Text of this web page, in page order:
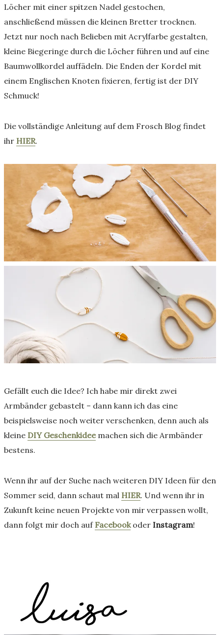
Löcher mit einer spitzen Nadel gestochen,
anschließend müssen die kleinen Bretter trocknen.
Jetzt nur noch nach Belieben mit Acrylfarbe gestalten,
kleine Biegeringe durch die Löcher führen und auf eine
Baumwollkordel auffädeln. Die Enden der Kordel mit
einem Englischen Knoten fixieren, fertig ist der DIY
Schmuck!
Die vollständige Anleitung auf dem Frosch Blog findet
ihr HIER.
Gefällt euch die Idee? Ich habe mir direkt zwei
Armbänder gebastelt – dann kann ich das eine
beispielsweise noch weiter verschenken, denn auch als
kleine DIY Geschenkideemachen sich die Armbänder
bestens.
Wenn ihr auf der Suche nach weiteren DIY Ideen für den
Sommer seid, dann schaut mal HIER. Und wenn ihr in
Zukunft keine neuen Projekte von mir verpassen wollt,
dann folgt mir doch auf Facebookoder Instagram!